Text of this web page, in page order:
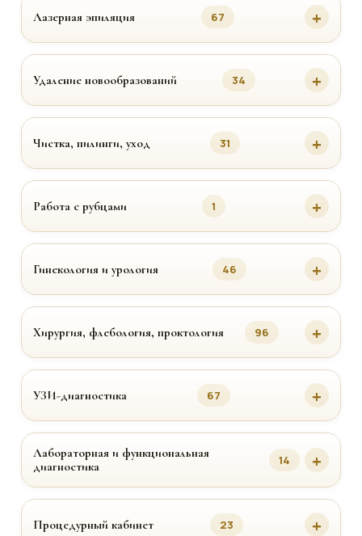
Лазерная эпиляция 67
Удаление новообразований 34
Чистка, пилинги, уход 31
Работа с рубцами 1
Гинекология и урология 46
Хирургия, флебология, проктология 96
УЗИ-диагностика 67
Лабораторная и функциональная
диагностика
14
Процедурный кабинет 23